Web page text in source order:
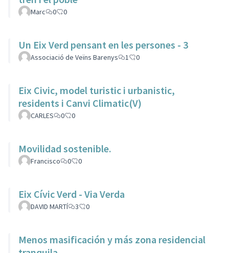
Marc 0 0
Un Eix Verd pensant en les persones - 3
Associació de Veïns Barenys 1 0
Eix Civic, model turistic i urbanistic,
residents i Canvi Climatic(V)
CARLES 0 0
Movilidad sostenible.
Francisco 0 0
Eix Cívic Verd - Via Verda
DAVID MARTÍ 3 0
Menos masificación y más zona residencial